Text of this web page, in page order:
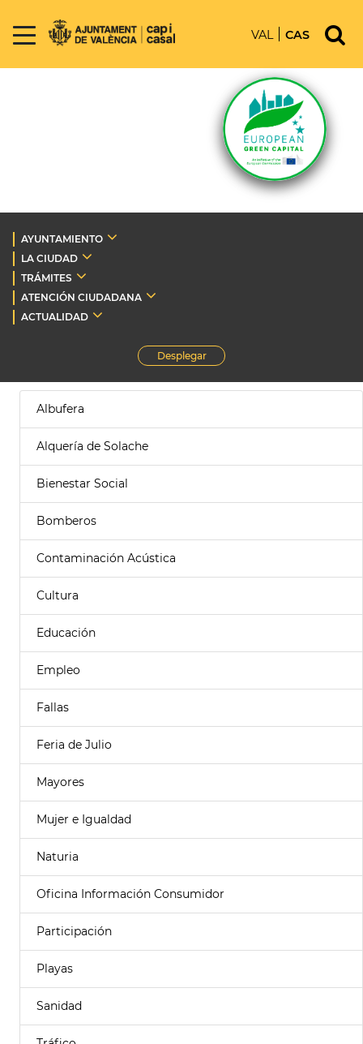
VAL CAS
AYUNTAMIENTO
LA CIUDAD
TRÁMITES
ATENCIÓN CIUDADANA
ACTUALIDAD
Desplegar
Albufera
Alquería de Solache
Bienestar Social
Bomberos
Contaminación Acústica
Cultura
Educación
Empleo
Fallas
Feria de Julio
Mayores
Mujer e Igualdad
Naturia
Oficina Información Consumidor
Participación
Playas
Sanidad